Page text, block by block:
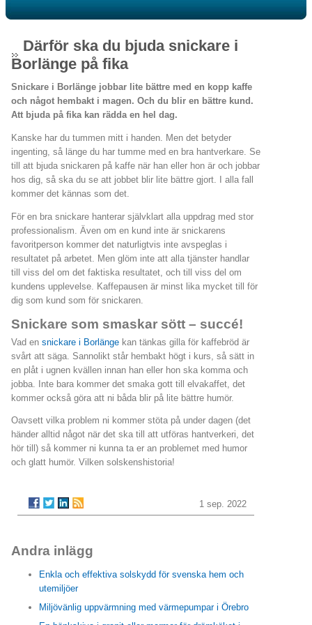
Därför ska du bjuda snickare i
Borlänge på fika
Snickare i Borlänge jobbar lite bättre med en kopp kaffe
och något hembakt i magen. Och du blir en bättre kund.
Att bjuda på fika kan rädda en hel dag.
Kanske har du tummen mitt i handen. Men det betyder
ingenting, så länge du har tumme med en bra hantverkare. Se
till att bjuda snickaren på kaffe när han eller hon är och jobbar
hos dig, så ska du se att jobbet blir lite bättre gjort. I alla fall
kommer det kännas som det.
För en bra snickare hanterar självklart alla uppdrag med stor
professionalism. Även om en kund inte är snickarens
favoritperson kommer det naturligtvis inte avspeglas i
resultatet på arbetet. Men glöm inte att alla tjänster handlar
till viss del om det faktiska resultatet, och till viss del om
kundens upplevelse. Kaffepausen är minst lika mycket till för
dig som kund som för snickaren.
Snickare som smaskar sött – succé!
Vad en snickare i Borlänge kan tänkas gilla för kaffebröd är
svårt att säga. Sannolikt står hembakt högt i kurs, så sätt in
en plåt i ugnen kvällen innan han eller hon ska komma och
jobba. Inte bara kommer det smaka gott till elvakaffet, det
kommer också göra att ni båda blir på lite bättre humör.
Oavsett vilka problem ni kommer stöta på under dagen (det
händer alltid något när det ska till att utföras hantverkeri, det
hör till) så kommer ni kunna ta er an problemet med humor
och glatt humör. Vilken solskenshistoria!
1 sep. 2022
Andra inlägg
Enkla och effektiva solskydd för svenska hem och
utemiljöer
Miljövänlig uppvärmning med värmepumpar i Örebro